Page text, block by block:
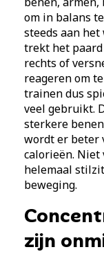
om in balans
steeds aan
trekt het
rechts of
reageren om
trainen dus
veel gebruikt.
sterkere
wordt er beter
calorieën. Niet
helemaal
beweging.
zijn